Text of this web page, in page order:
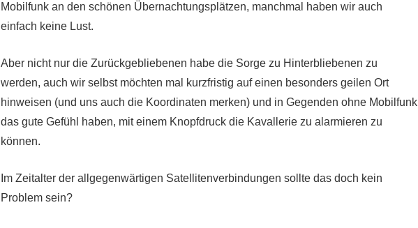
Mobilfunk an den schönen Übernachtungsplätzen, manchmal haben wir auch
einfach keine Lust.
Aber nicht nur die Zurückgebliebenen habe die Sorge zu Hinterbliebenen zu
werden, auch wir selbst möchten mal kurzfristig auf einen besonders geilen Ort
hinweisen (und uns auch die Koordinaten merken) und in Gegenden ohne Mobilfunk
das gute Gefühl haben, mit einem Knopfdruck die Kavallerie zu alarmieren zu
können.
Im Zeitalter der allgegenwärtigen Satellitenverbindungen sollte das doch kein
Problem sein?